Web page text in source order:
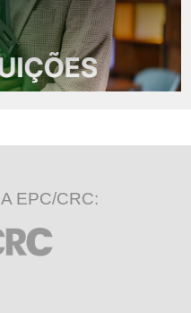
EPC/CRC: